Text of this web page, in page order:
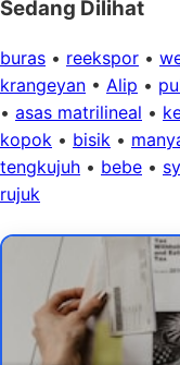
Sedang Dilihat
buras • reekspor •
krangeyan • Alip •
• asas matrilineal •
kopok • bisik •
tengkujuh • bebe •
rujuk